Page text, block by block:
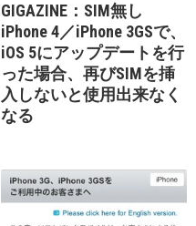
GIGAZINE：SIM無し
iPhone 4／iPhone 3GSで、
iOS 5にアップデートを行
った場合、再びSIMを挿
入しないと使用出来なく
なる